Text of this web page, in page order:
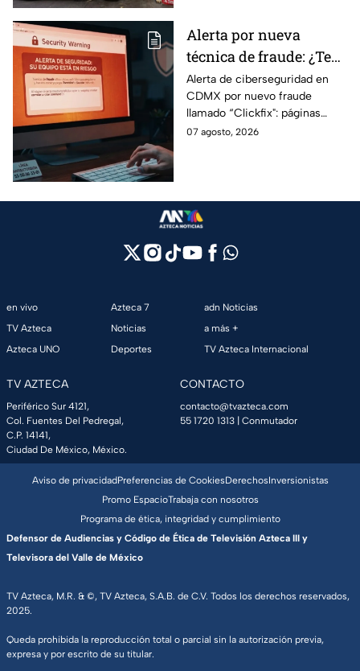
Alerta por nueva
técnica de fraude: ¿Te
piden copiar códigos
extraños en la PC?
Cuidado, podrías ser
víctima del peligroso
Alerta de ciberseguridad en
CDMX por nuevo fraude
llamado “Clickfix": páginas
falsas que engañan para
07 agosto, 2026
en vivo
TV Azteca
Azteca UNO
Azteca 7
Noticias
Deportes
adn Noticias
a más +
TV Azteca Internacional
TV AZTECA
Periférico Sur 4121,
Col. Fuentes Del Pedregal,
C.P. 14141,
Ciudad De México, México.
CONTACTO
contacto@tvazteca.com
55 1720 1313 | Conmutador
TV Azteca, M.R. & ©, TV Azteca, S.A.B. de C.V. Todos los derechos reservados,
2025.
Queda prohibida la reproducción total o parcial sin la autorización previa,
expresa y por escrito de su titular.
Aviso de privacidadPreferencias de CookiesDerechosInversionistas
Promo EspacioTrabaja con nosotros
Programa de ética, integridad y cumplimiento
Defensor de Audiencias y Código de Ética de Televisión Azteca III y
Televisora del Valle de México